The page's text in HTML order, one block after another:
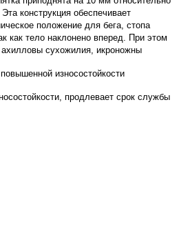
конструкция обеспечивает
положение для бега, стопа
как тело наклонено вперед. При этом
ахилловы сухожилия, икроножны
износостойкости
продлевает срок службы